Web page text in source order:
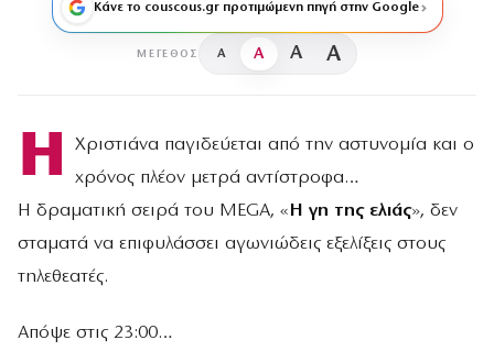
Κάνε το couscous.gr προτιμώμενη πηγή στην Google
ΜΈΓΕΘΟΣ A A A A
Η
Χριστιάνα παγιδεύεται από την αστυνομία και ο
χρόνος πλέον μετρά αντίστροφα…
Η δραματική σειρά του MEGA, « Η γη της ελιάς», δεν
σταματά να επιφυλάσσει αγωνιώδεις εξελίξεις στους
τηλεθεατές.
Απόψε στις 23:00…